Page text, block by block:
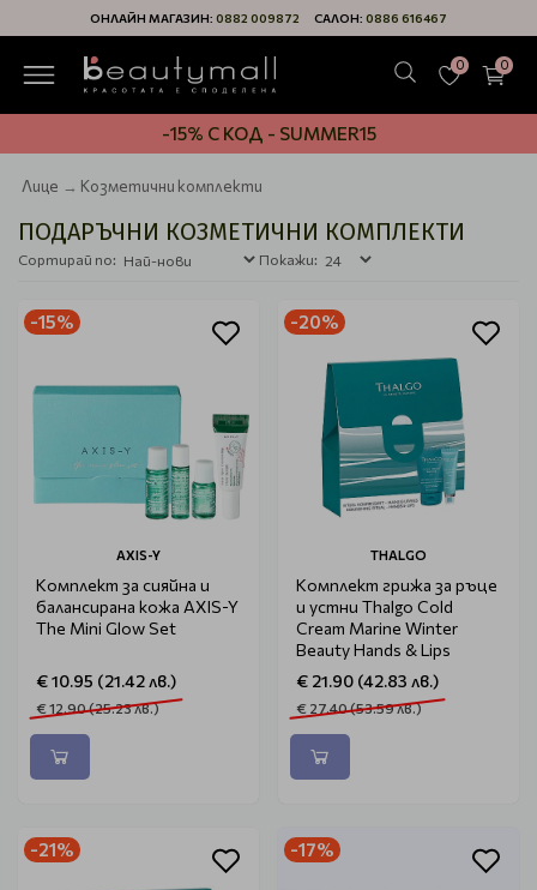
ОНЛАЙН МАГАЗИН: 0882 009872 САЛОН: 0886 616467
0 0
-15% С КОД - SUMMER15
Лице Козметични комплекти
ПОДАРЪЧНИ КОЗМЕТИЧНИ КОМПЛЕКТИ
Сортирай по: Покажи:
-15%
AXIS-Y
Комплект за сияйна и
балансирана кожа AXIS-Y
The Mini Glow Set
€ 10.95 (21.42 лв.)
€ 12.90 (25.23 лв.)
-20%
THALGO
Комплект грижа за ръце
и устни Thalgo Cold
Cream Marine Winter
Beauty Hands & Lips
€ 21.90 (42.83 лв.)
€ 27.40 (53.59 лв.)
-21% -17%